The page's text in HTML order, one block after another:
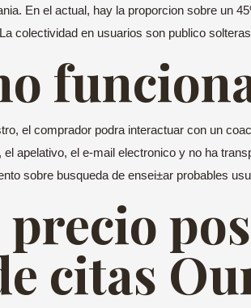
En el actual, hay la proporcion sobre un
colectividad en usuarios son publico
el comprador podra interactuar con un
apelativo, el e-mail electronico y no ha
sobre busqueda de ensei±ar probables
precio
citas